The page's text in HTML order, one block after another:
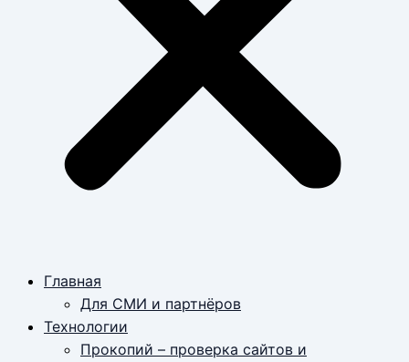
Главная
Для СМИ и партнёров
Технологии
Прокопий – проверка сайтов и